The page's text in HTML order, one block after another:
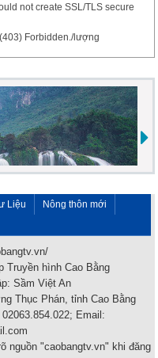
not create SSL/TLS secure
Forbidden./lượng
Liệu
Nông thôn mới
Truyền hình Cao Bằng
Sầm Việt An
Thục Phán, tỉnh Cao Bằng
Email:
nguồn "caobangtv.vn" khi đăng